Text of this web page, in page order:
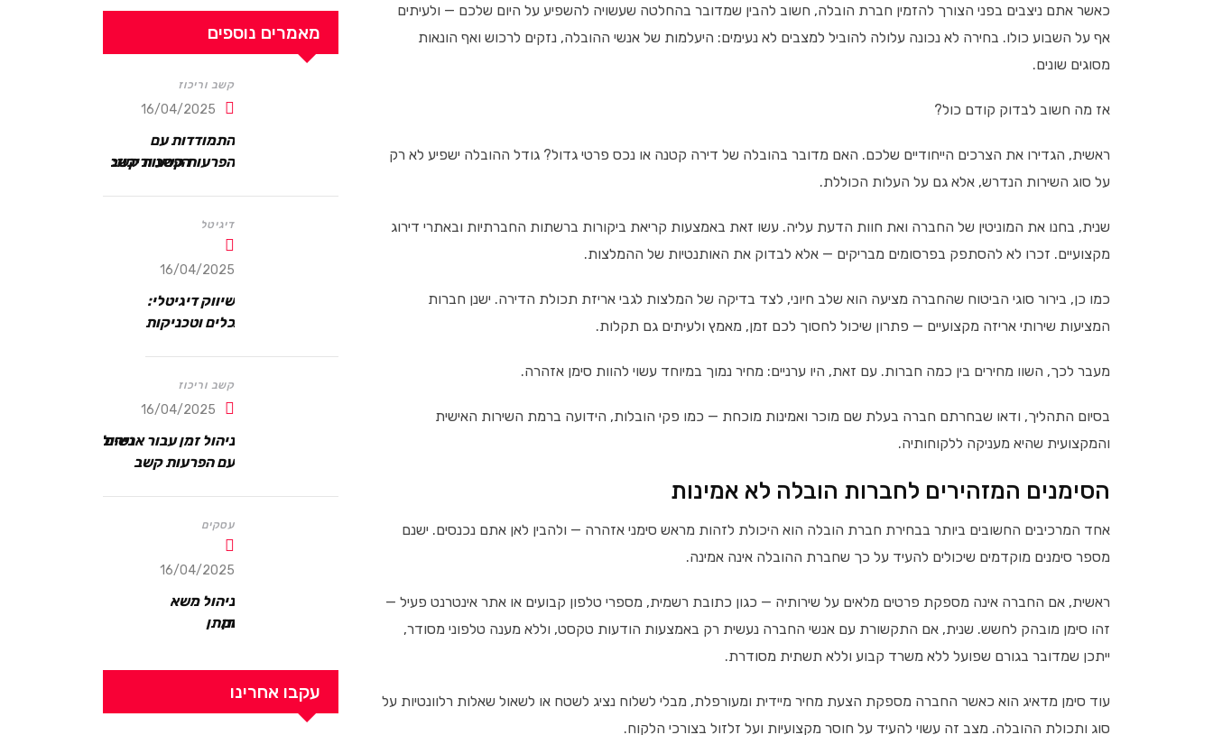
כאשר אתם ניצבים בפני הצורך להזמין חברת הובלה, חשוב להבין שמדובר בהחלטה שעשויה להשפיע על היום שלכם — ולעיתים
אף על השבוע כולו. בחירה לא נכונה עלולה להוביל למצבים לא נעימים: היעלמות של אנשי ההובלה, נזקים לרכוש ואף הונאות
מסוגים שונים.
אז מה חשוב לבדוק קודם כול?
ראשית, הגדירו את הצרכים הייחודיים שלכם. האם מדובר בהובלה של דירה קטנה או נכס פרטי גדול? גודל ההובלה ישפיע לא רק
על סוג השירות הנדרש, אלא גם על העלות הכוללת.
שנית, בחנו את המוניטין של החברה ואת חוות הדעת עליה. עשו זאת באמצעות קריאת ביקורות ברשתות החברתיות ובאתרי דירוג
מקצועיים. זכרו לא להסתפק בפרסומים מבריקים — אלא לבדוק את האותנטיות של ההמלצות.
כמו כן, בירור סוגי הביטוח שהחברה מציעה הוא שלב חיוני, לצד בדיקה של המלצות לגבי אריזת תכולת הדירה. ישנן חברות
המציעות שירותי אריזה מקצועיים — פתרון שיכול לחסוך לכם זמן, מאמץ ולעיתים גם תקלות.
מעבר לכך, השוו מחירים בין כמה חברות. עם זאת, היו ערניים: מחיר נמוך במיוחד עשוי להוות סימן אזהרה.
בסיום התהליך, ודאו שבחרתם חברה בעלת שם מוכר ואמינות מוכחת — כמו פקי הובלות, הידועה ברמת השירות האישית
והמקצועית שהיא מעניקה ללקוחותיה.
הסימנים המזהירים לחברות הובלה לא אמינות
אחד המרכיבים החשובים ביותר בבחירת חברת הובלה הוא היכולת לזהות מראש סימני אזהרה — ולהבין לאן אתם נכנסים. ישנם
מספר סימנים מוקדמים שיכולים להעיד על כך שחברת ההובלה אינה אמינה.
ראשית, אם החברה אינה מספקת פרטים מלאים על שירותיה — כגון כתובת רשמית, מספרי טלפון קבועים או אתר אינטרנט פעיל —
זהו סימן מובהק לחשש. שנית, אם התקשורת עם אנשי החברה נעשית רק באמצעות הודעות טקסט, וללא מענה טלפוני מסודר,
ייתכן שמדובר בגורם שפועל ללא משרד קבוע וללא תשתית מסודרת.
עוד סימן מדאיג הוא כאשר החברה מספקת הצעת מחיר מיידית ומעורפלת, מבלי לשלוח נציג לשטח או לשאול שאלות רלוונטיות על
סוג ותכולת ההובלה. מצב זה עשוי להעיד על חוסר מקצועיות ועל זלזול בצורכי הלקוח.
מאמרים נוספים
קשב וריכוז
16/04/2025
התמודדות עם
הפרעות קשב וריכוז:
דיגיטל
16/04/2025
שיווק דיגיטלי:
כלים וטכניקות
קשב וריכוז
16/04/2025
ניהול זמן עבור אנשים
עם הפרעות קשב
עסקים
16/04/2025
ניהול משא
ומתן
עקבו אחרינו